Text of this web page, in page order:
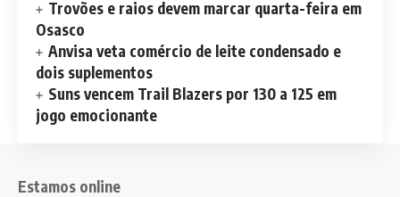
Trovões e raios devem marcar quarta-feira em
Osasco
Anvisa veta comércio de leite condensado e
dois suplementos
Suns vencem Trail Blazers por 130 a 125 em
jogo emocionante
Estamos online